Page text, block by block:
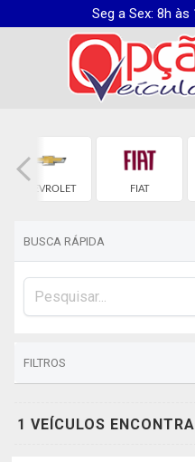
Seg a Sex: 8h às
CHEVROLET FIAT
BUSCA RÁPIDA
FILTROS
1 VEÍCULOS